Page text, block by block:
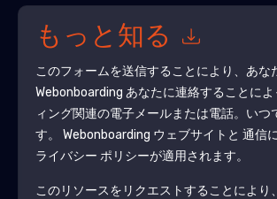
もっと知る
このフォームを送信することにより、あな
Webonboarding あなたに連絡することに
ィング関連の電子メールまたは電話。いつ
す。 Webonboarding ウェブサイトと 通信
ライバシー ポリシーが適用されます。
このリソースをリクエストすることにより